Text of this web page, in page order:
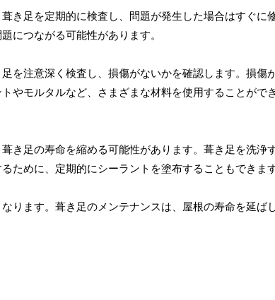
き足を定期的に検査し、問題が発生した場合はすぐに
につながる可能性があります。
を注意深く検査し、損傷がないかを確認します。損傷
やモルタルなど、さまざまな材料を使用することがで
き足の寿命を縮める可能性があります。葺き足を洗浄
ために、定期的にシーラントを塗布することもできます
ります。葺き足のメンテナンスは、屋根の寿命を延ば